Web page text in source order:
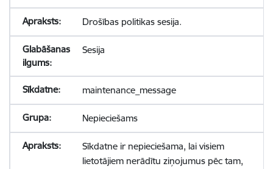
Drošības politikas sesija.
Sesija
maintenance_message
Nepieciešams
Sīkdatne ir nepieciešama, lai visiem
lietotājiem nerādītu ziņojumus pēc tam,